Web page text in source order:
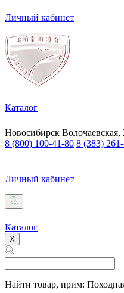
Личный кабинет
Каталог
Новосибирск Волочаевская,
8 (800) 100-41-80 8 (383)
Личный кабинет
Каталог
X
Найти товар, прим: